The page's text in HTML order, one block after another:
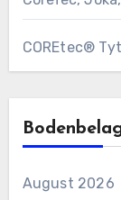
COREtec®
August 2026